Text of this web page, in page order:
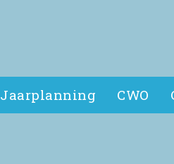
Jaarplanning CWO